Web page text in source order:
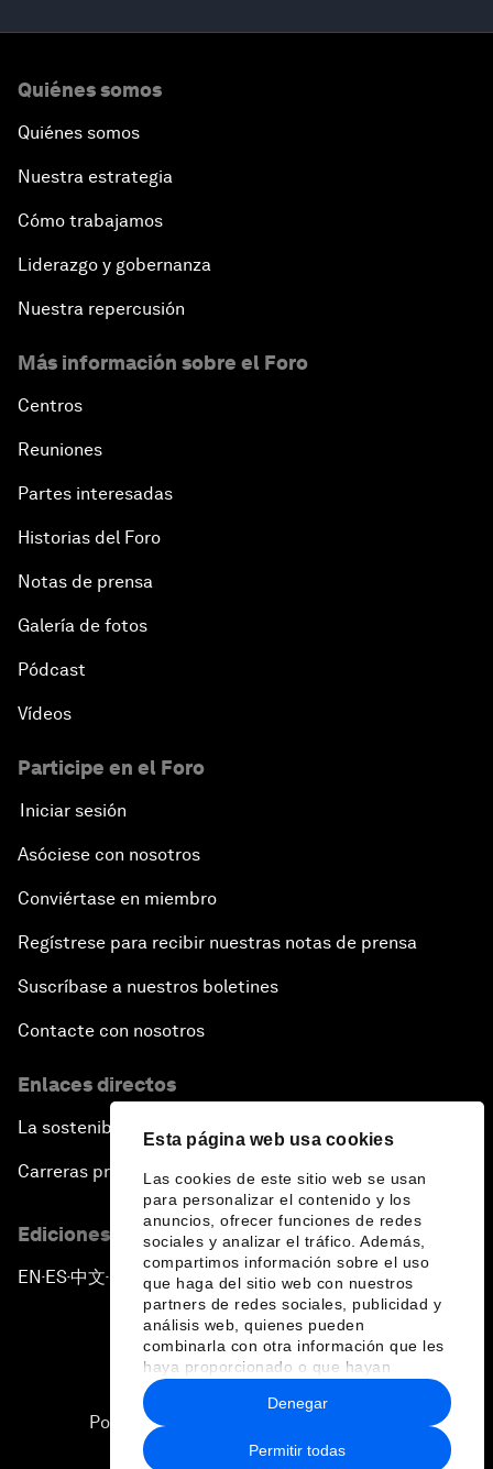
Esta página web usa cookies
Las cookies de este sitio web se usan
para personalizar el contenido y los
anuncios, ofrecer funciones de redes
sociales y analizar el tráfico. Además,
compartimos información sobre el uso
que haga del sitio web con nuestros
partners de redes sociales, publicidad y
análisis web, quienes pueden
combinarla con otra información que les
haya proporcionado o que hayan
recopilado a partir del uso que haya
hecho de sus servicios.
Permitir todas
Denegar
Quiénes somos
Quiénes somos
Nuestra estrategia
Cómo trabajamos
Liderazgo y gobernanza
Nuestra repercusión
Más información sobre el Foro
Centros
Reuniones
Partes interesadas
Historias del Foro
Notas de prensa
Galería de fotos
Pódcast
Vídeos
Participe en el Foro
Iniciar sesión
Asóciese con nosotros
Conviértase en miembro
Regístrese para recibir nuestras notas de prensa
Suscríbase a nuestros boletines
Contacte con nosotros
Enlaces directos
La sostenibilidad en el Foro
Carreras profesionales
Ediciones en otros idiomas
EN ▪ES▪中文▪ 日本語
Política de privacidad y normas de uso
Sitemap